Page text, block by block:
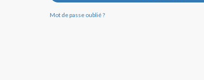
Mot de passe oublié ?